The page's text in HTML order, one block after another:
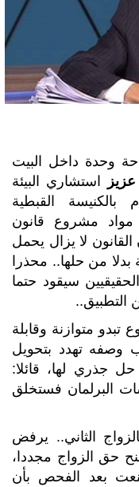
وحدة داخل البيت
استشاري البيئة
بالكنيسة القبطية
مواد مشروع قانون
لا يزال يحمل
بدلا من حلها.. محذرا
سيقود حتما
التطبيق..
متوازنة وقابلة
وصفه تهدد بتحويل
حل جذري لها، قائلا:
البرلمان فستخلق
الثاني.. يرفض
حق الزواج مجددا،
بعد الفحص بأن